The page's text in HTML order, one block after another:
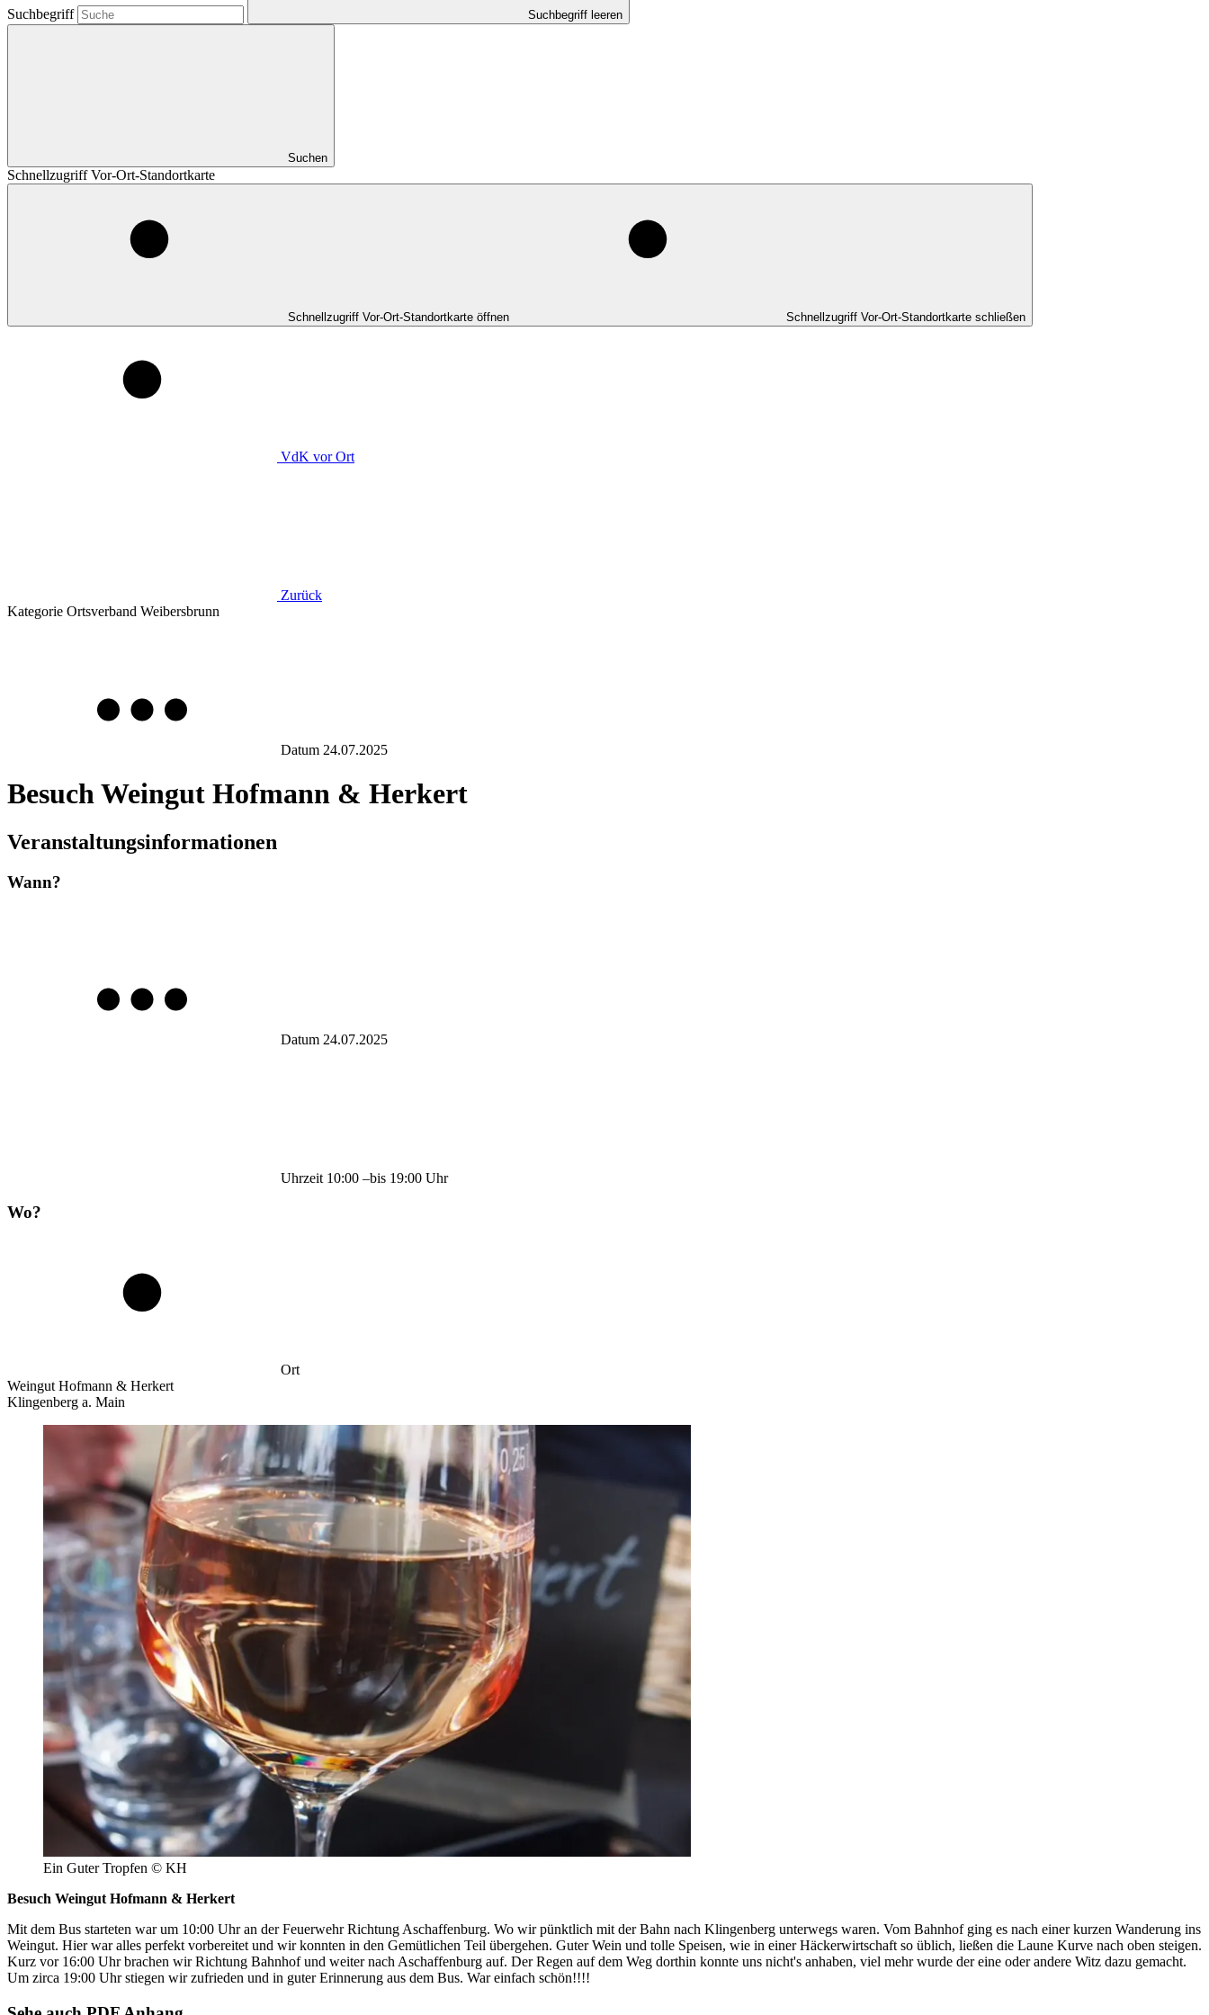
Suchbegriff Suchbegriff leeren
Suchen
Schnellzugriff Vor-Ort-Standortkarte
Schnellzugriff Vor-Ort-Standortkarte öffnen Schnellzugriff Vor-Ort-Standortkarte schließen
VdK vor Ort
Zurück
Kategorie Ortsverband Weibersbrunn
Datum 24.07.2025
Besuch Weingut Hofmann & Herkert
Veranstaltungsinformationen
Wann?
Datum 24.07.2025
Uhrzeit 10:00 –bis 19:00 Uhr
Wo?
Ort
Weingut Hofmann & Herkert
Klingenberg a. Main
Ein Guter Tropfen © KH
Besuch Weingut Hofmann & Herkert
Mit dem Bus starteten war um 10:00 Uhr an der Feuerwehr Richtung Aschaffenburg. Wo wir pünktlich mit der Bahn nach Klingenberg unterwegs waren. Vom Bahnhof ging es nach einer kurzen Wanderung ins
Weingut. Hier war alles perfekt vorbereitet und wir konnten in den Gemütlichen Teil übergehen. Guter Wein und tolle Speisen, wie in einer Häckerwirtschaft so üblich, ließen die Laune Kurve nach oben steigen.
Kurz vor 16:00 Uhr brachen wir Richtung Bahnhof und weiter nach Aschaffenburg auf. Der Regen auf dem Weg dorthin konnte uns nicht's anhaben, viel mehr wurde der eine oder andere Witz dazu gemacht.
Um zirca 19:00 Uhr stiegen wir zufrieden und in guter Erinnerung aus dem Bus. War einfach schön!!!!